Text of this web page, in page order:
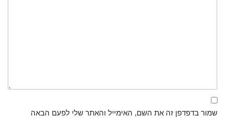
שמור בדפדפן זה את השם, האימייל והאתר שלי לפעם הבאה